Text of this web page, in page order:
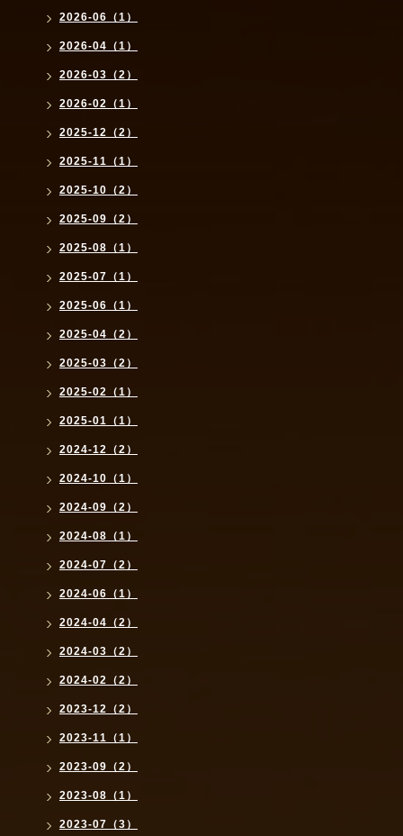
2026-06（1）
2026-04（1）
2026-03（2）
2026-02（1）
2025-12（2）
2025-11（1）
2025-10（2）
2025-09（2）
2025-08（1）
2025-07（1）
2025-06（1）
2025-04（2）
2025-03（2）
2025-02（1）
2025-01（1）
2024-12（2）
2024-10（1）
2024-09（2）
2024-08（1）
2024-07（2）
2024-06（1）
2024-04（2）
2024-03（2）
2024-02（2）
2023-12（2）
2023-11（1）
2023-09（2）
2023-08（1）
2023-07（3）